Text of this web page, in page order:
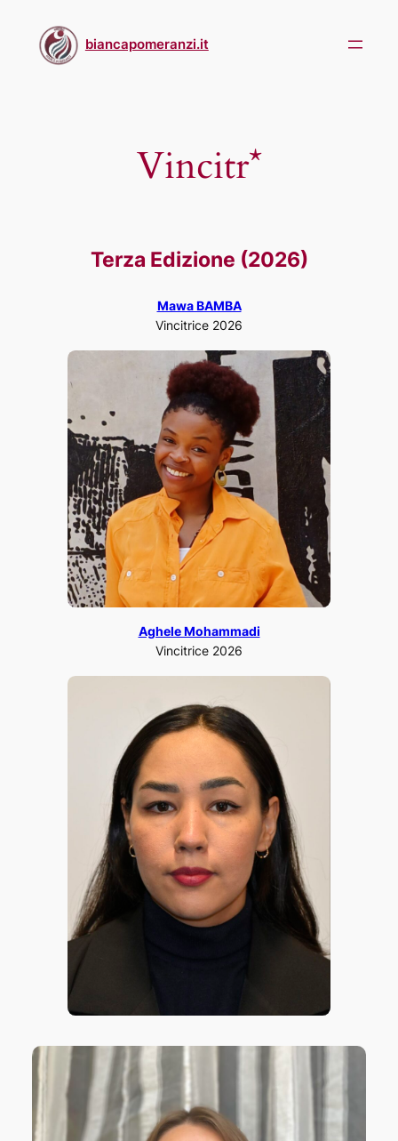
content
biancapomeranzi.it
Vincitr*
Terza Edizione (2026)
Mawa BAMBA
Vincitrice 2026
Aghele Mohammadi
Vincitrice 2026